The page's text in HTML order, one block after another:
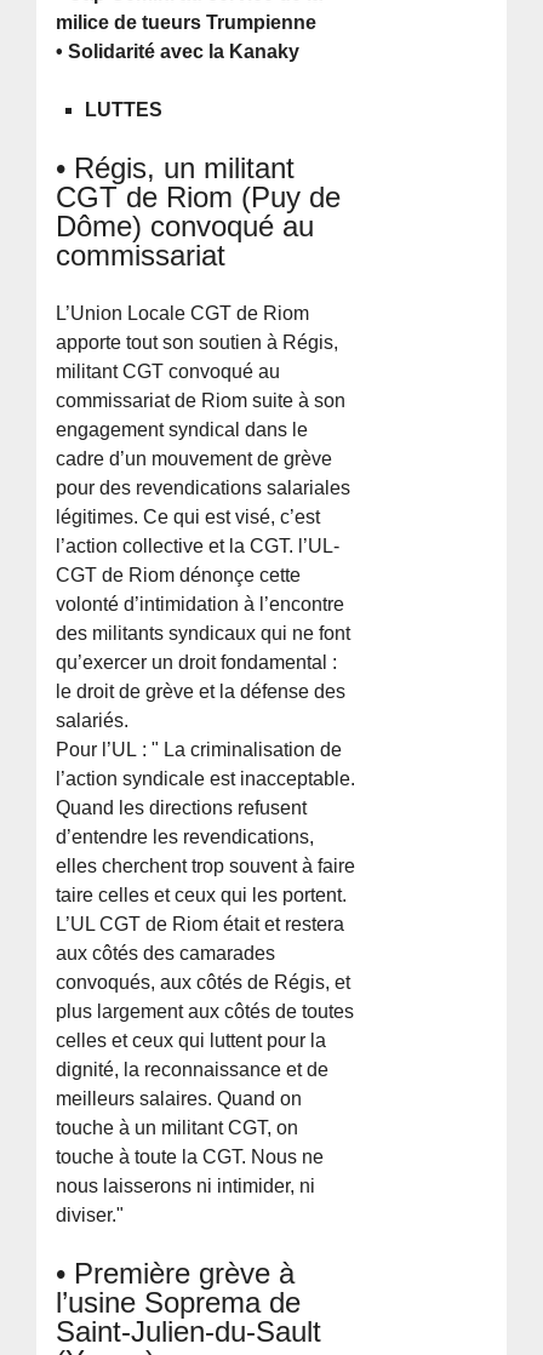
milice de tueurs Trumpienne
• Solidarité avec la Kanaky
LUTTES
• Régis, un militant
CGT de Riom (Puy de
Dôme) convoqué au
commissariat
L’Union Locale CGT de Riom
apporte tout son soutien à Régis,
militant CGT convoqué au
commissariat de Riom suite à son
engagement syndical dans le
cadre d’un mouvement de grève
pour des revendications salariales
légitimes. Ce qui est visé, c’est
l’action collective et la CGT. l’UL-
CGT de Riom dénonçe cette
volonté d’intimidation à l’encontre
des militants syndicaux qui ne font
qu’exercer un droit fondamental :
le droit de grève et la défense des
salariés.
Pour l’UL : " La criminalisation de
l’action syndicale est inacceptable.
Quand les directions refusent
d’entendre les revendications,
elles cherchent trop souvent à faire
taire celles et ceux qui les portent.
L’UL CGT de Riom était et restera
aux côtés des camarades
convoqués, aux côtés de Régis, et
plus largement aux côtés de toutes
celles et ceux qui luttent pour la
dignité, la reconnaissance et de
meilleurs salaires. Quand on
touche à un militant CGT, on
touche à toute la CGT. Nous ne
nous laisserons ni intimider, ni
diviser."
• Première grève à
l’usine Soprema de
Saint-Julien-du-Sault